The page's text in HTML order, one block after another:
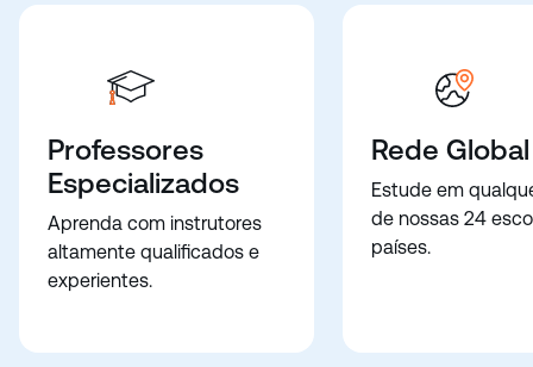
Professores
Especializados
Aprenda com instrutores
altamente qualificados e
experientes.
Rede Global
Estude em
de nossas 24
países.